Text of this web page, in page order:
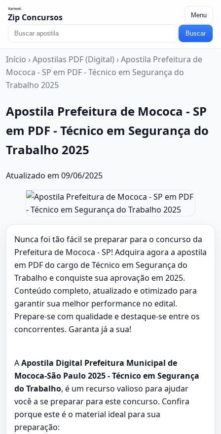
Zip Concursos Menu
Buscar
Início › Apostilas PDF (Digital) › Apostila Prefeitura de
Mococa - SP em PDF - Técnico em Segurança do
Trabalho 2025
Apostila Prefeitura de Mococa - SP
em PDF - Técnico em Segurança do
Trabalho 2025
Atualizado em 09/06/2025
Nunca foi tão fácil se preparar para o concurso da
Prefeitura de Mococa - SP! Adquira agora a apostila
em PDF do cargo de Técnico em Segurança do
Trabalho e conquiste sua aprovação em 2025.
Conteúdo completo, atualizado e otimizado para
garantir sua melhor performance no edital.
Prepare-se com qualidade e destaque-se entre os
concorrentes. Garanta já a sua!
AApostila Digital Prefeitura Municipal de
Mococa-São Paulo 2025 - Técnico em Segurança
do Trabalho, é um recurso valioso para ajudar
você a se preparar para este concurso. Confira
porque este é o material ideal para sua
preparação: